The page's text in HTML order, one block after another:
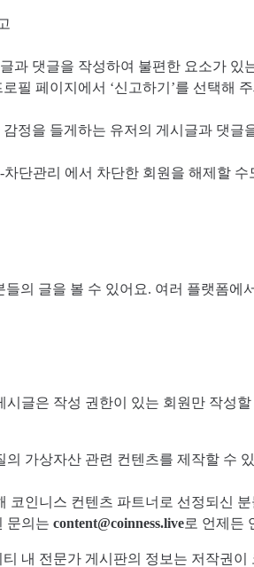
과 댓글을 작성하여 불편한 요소가 있
필 페이지에서 ‘신고하기’를 선택해
정을 들게하는 유저의 게시글과 댓글
단관리 에서 차단한 회원을 해제할 수
들의 글을 볼 수 있어요. 여러 플랫폼
시글은 작성 권한이 있는 회원만 작성
의 가상자산 관련 컨텐츠를 제작할 수
코인니스 컨텐츠 파트너로 선정되신
문의는 content@coinness.live로 언제든
내 전문가 게시판의 정보는 저작권